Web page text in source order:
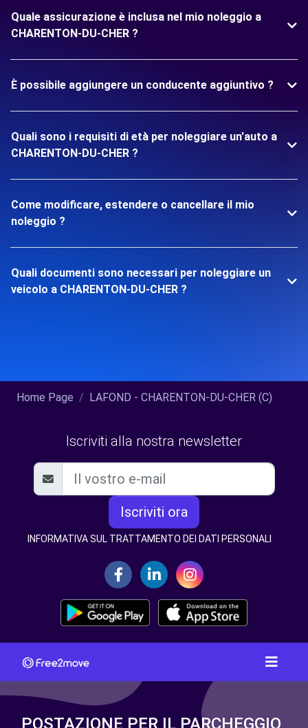
Quale assicurazione è inclusa nel mio noleggio a
CHARENTON-DU-CHER ?
È possibile aggiungere un conducente aggiuntivo ?
Quali sono i requisiti di età per noleggiare un'auto a
CHARENTON-DU-CHER ?
Come modificare, estendere o cancellare il mio
noleggio ?
Quali documenti sono necessari per noleggiare un
veicolo a CHARENTON-DU-CHER ?
Home Page LAFOND - CHARENTON-DU-CHER (C)
Iscriviti alla nostra newsletter
Iscriviti ora
INFORMATIVA SUL TRATTAMENTO DEI DATI PERSONALI
POSTAZIONE PER IL PARCHEGGIO